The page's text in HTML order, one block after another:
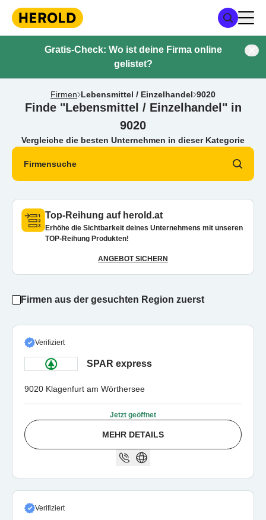
Gratis-Check: Wo ist deine Firma online
gelistet?
Firmen Lebensmittel / Einzelhandel 9020
Finde "Lebensmittel / Einzelhandel" in
9020
Vergleiche die besten Unternehmen in dieser Kategorie
Firmensuche
Top-Reihung auf herold.at
Erhöhe die Sichtbarkeit deines Unternehmens mit unseren
TOP-Reihung Produkten!
ANGEBOT SICHERN
Firmen aus der gesuchten Region zuerst
Verifiziert
SPAR express
9020 Klagenfurt am Wörthersee
Jetzt geöffnet
MEHR DETAILS
Verifiziert